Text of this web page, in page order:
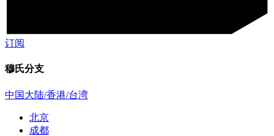
订阅
穆氏分支
中国大陆/香港/台湾
北京
成都